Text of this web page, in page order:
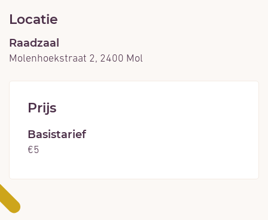
Locatie
Raadzaal
Molenhoekstraat 2, 2400 Mol
Prijs
Basistarief
€5